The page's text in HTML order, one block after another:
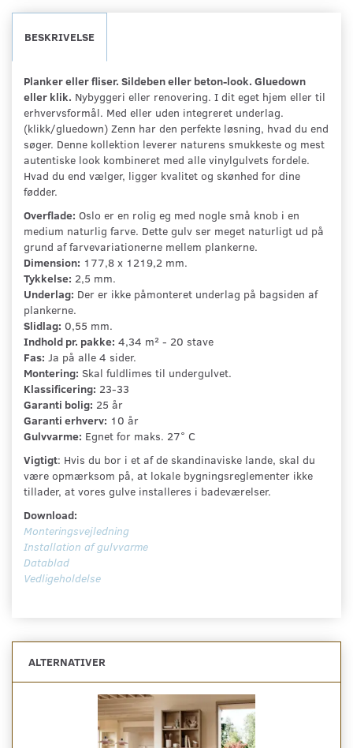
BESKRIVELSE
Planker eller fliser. Sildeben eller beton-look. Gluedown
eller klik. Nybyggeri eller renovering. I dit eget hjem eller til
erhvervsformål. Med eller uden integreret underlag.
(klikk/gluedown) Zenn har den perfekte løsning, hvad du end
søger. Denne kollektion leverer naturens smukkeste og mest
autentiske look kombineret med alle vinylgulvets fordele.
Hvad du end vælger, ligger kvalitet og skønhed for dine
fødder.
Overflade: Oslo er en rolig eg med nogle små knob i en
medium naturlig farve. Dette gulv ser meget naturligt ud på
grund af farvevariationerne mellem plankerne.
Dimension: 177,8 x 1219,2 mm.
Tykkelse: 2,5 mm.
Underlag: Der er ikke påmonteret underlag på bagsiden af
plankerne.
Slidlag: 0,55 mm.
Indhold pr. pakke: 4,34 m² - 20 stave
Fas: Ja på alle 4 sider.
Montering: Skal fuldlimes til undergulvet.
Klassificering: 23-33
Garanti bolig: 25 år
Garanti erhverv: 10 år
Gulvvarme: Egnet for maks. 27° C
Vigtigt: Hvis du bor i et af de skandinaviske lande, skal du
være opmærksom på, at lokale bygningsreglementer ikke
tillader, at vores gulve installeres i badeværelser.
Download:
Monteringsvejledning
Installation af gulvvarme
Datablad
Vedligeholdelse
ALTERNATIVER